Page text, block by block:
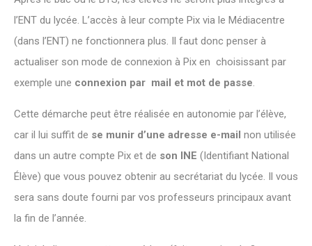
l’ENT du lycée. L’accès à leur compte Pix via le Médiacentre
(dans l’ENT) ne fonctionnera plus. Il faut donc penser à
actualiser son mode de connexion à Pix en choisissant par
exemple une connexion par mail et mot de passe.
Cette démarche peut être réalisée en autonomie par l’élève,
car il lui suffit de se munir d’une adresse e-mail non utilisée
dans un autre compte Pix et de son INE (Identifiant National
Élève) que vous pouvez obtenir au secrétariat du lycée. Il vous
sera sans doute fourni par vos professeurs principaux avant
la fin de l’année.